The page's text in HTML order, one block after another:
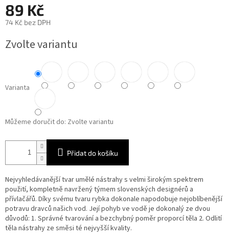
89 Kč
74 Kč bez DPH
cena:
Zvolte variantu
Varianta
Můžeme doručit do: Zvolte variantu
Přidat do košíku
Nejvyhledávanější tvar umělé nástrahy s velmi širokým spektrem
použití, kompletně navržený týmem slovenských designérů a
přívlačářů. Díky svému tvaru rybka dokonale napodobuje nejoblíbenější
potravu dravců našich vod. Její pohyb ve vodě je dokonalý ze dvou
důvodů: 1. Správné tvarování a bezchybný poměr proporcí těla 2. Odlití
těla nástrahy ze směsi té nejvyšší kvality.